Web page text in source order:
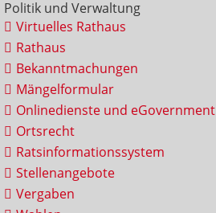
Politik und Verwaltung
Virtuelles Rathaus
Rathaus
Bekanntmachungen
Mängelformular
Onlinedienste und eGovernment
Ortsrecht
Ratsinformationssystem
Stellenangebote
Vergaben